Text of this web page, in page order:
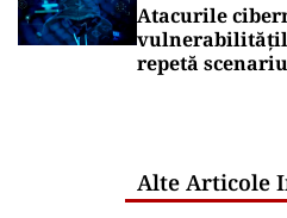
Atacurile
repetă
Alte Articole